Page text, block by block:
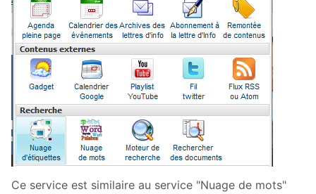
Ce service est similaire au service "Nuage de mots"